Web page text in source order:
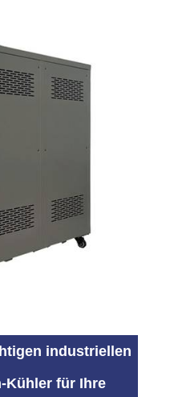
industriellen
Kühler für Ihre